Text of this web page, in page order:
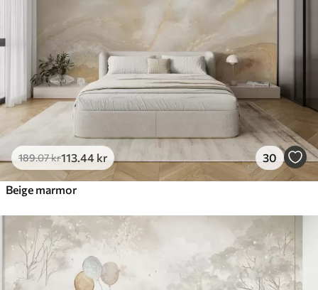
189.07kr113 .44 kr 30
Beige marmor